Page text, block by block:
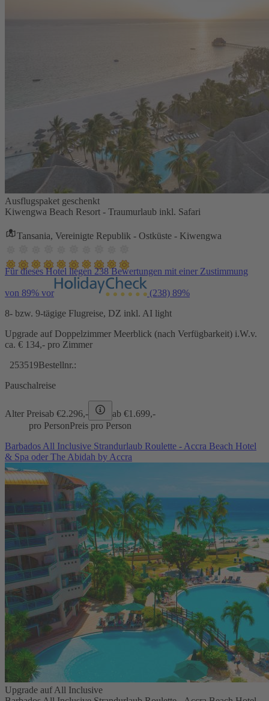
Ausflugspaket geschenkt
Kiwengwa Beach Resort - Traumurlaub inkl. Safari
Tansania, Vereinigte Republik - Ostküste - Kiwengwa
Für dieses Hotel liegen 238 Bewertungen mit einer Zustimmung
von 89% vor (238) 89%
8- bzw. 9-tägige Flugreise, DZ inkl. AI light
Upgrade auf Doppelzimmer Meerblick (nach Verfügbarkeit) i.W.v.
ca. € 134,- pro Zimmer
253519Bestellnr.:
Pauschalreise
Alter Preisab €2.296,- ab €1.699,-
pro PersonPreis pro Person
Barbados All Inclusive Strandurlaub Roulette - Accra Beach Hotel
& Spa oder The Abidah by Accra
Upgrade auf All Inclusive